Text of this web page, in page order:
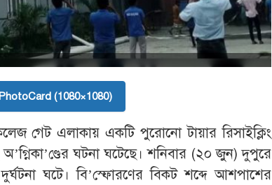
(1080×1080)
গেট এলাকায় একটি পুরোনো টায়ার রিসাইক্লিং
ঘটনা ঘটেছে। শনিবার (২০ জুন) দুপুরে
ঘটে। বি’স্ফোরণের বিকট শব্দে আশপাশের